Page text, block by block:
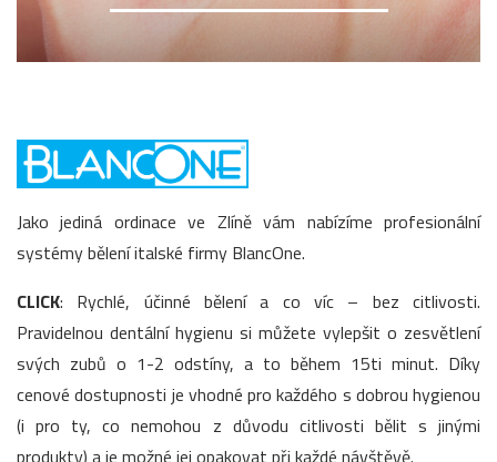
Jako jediná ordinace ve Zlíně vám nabízíme profesionální
systémy bělení italské firmy BlancOne.
CLICK: Rychlé, účinné bělení a co víc – bez citlivosti.
Pravidelnou dentální hygienu si můžete vylepšit o zesvětlení
svých zubů o 1-2 odstíny, a to během 15ti minut. Díky
cenové dostupnosti je vhodné pro každého s dobrou hygienou
(i pro ty, co nemohou z důvodu citlivosti bělit s jinými
produkty) a je možné jej opakovat při každé návštěvě.